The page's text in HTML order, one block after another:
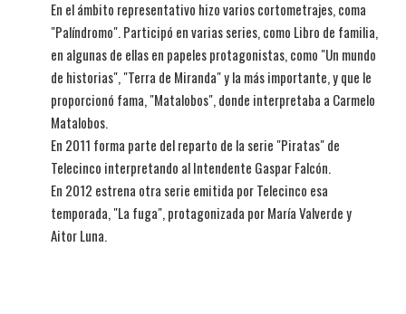
En el ámbito representativo hizo varios cortometrajes, coma
"Palíndromo". Participó en varias series, como Libro de familia,
en algunas de ellas en papeles protagonistas, como "Un mundo
de historias", "Terra de Miranda" y la más importante, y que le
proporcionó fama, "Matalobos", donde interpretaba a Carmelo
Matalobos.
En 2011 forma parte del reparto de la serie "Piratas" de
Telecinco interpretando al Intendente Gaspar Falcón.
En 2012 estrena otra serie emitida por Telecinco esa
temporada, "La fuga", protagonizada por María Valverde y
Aitor Luna.